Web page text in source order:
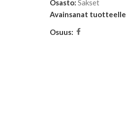
Osasto: Sakset
Avainsanat tuotteelle
Osuus: